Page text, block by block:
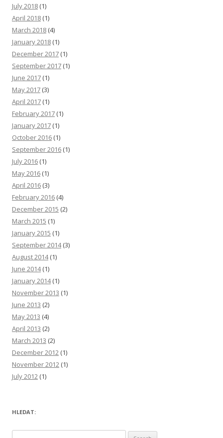
July 2018 (1)
April 2018 (1)
March 2018 (4)
January 2018 (1)
December 2017 (1)
September 2017 (1)
June 2017 (1)
May 2017 (3)
April 2017 (1)
February 2017 (1)
January 2017 (1)
October 2016 (1)
September 2016 (1)
July 2016 (1)
May 2016 (1)
April 2016 (3)
February 2016 (4)
December 2015 (2)
March 2015 (1)
January 2015 (1)
September 2014(3)
August 2014(1)
June 2014(1)
January 2014(1)
November 2013 (1)
June 2013 (2)
May 2013 (4)
April 2013 (2)
March 2013 (2)
December 2012 (1)
November 2012 (1)
July 2012 (1)
HLEDAT: